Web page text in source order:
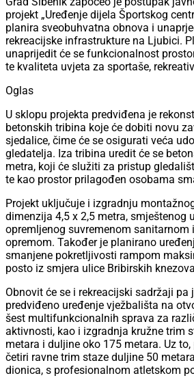
projekt „Uređenje dijela Športskog
planira sveobuhvatna obnova i
rekreacijske infrastrukture na Ljubici.
unaprijedit će se funkcionalnost
te kvaliteta uvjeta za sportaše,
Oglas
U sklopu projekta predviđena je
betonskih tribina koje će dobiti novu
sjedalice, čime će se osigurati veća
gledatelja. Iza tribina uredit će se
metra, koji će služiti za pristup
te kao prostor prilagođen osobama
Projekt uključuje i izgradnju
dimenzija 4,5 x 2,5 metra, smještenog
opremljenog suvremenom
opremom. Također je planirano
smanjene pokretljivosti rampom
posto iz smjera ulice Bribirskih
Obnovit će se i rekreacijski sadržaji pa
predviđeno uređenje vježbališta na
šest multifunkcionalnih sprava za
aktivnosti, kao i izgradnja kružne trim
metara i duljine oko 175 metara. Uz
četiri ravne trim staze duljine 50
dionica, s profesionalnom atletskom